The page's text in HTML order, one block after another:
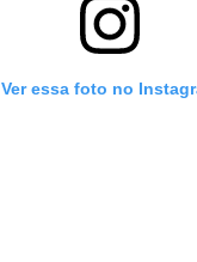
Ver essa foto no